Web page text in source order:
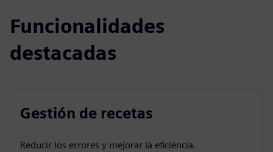
Funcionalidades
destacadas
Gestión de recetas
Reducir los errores y mejorar la eficiencia.